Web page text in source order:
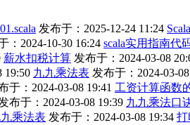
发布于：2025-12-24 11:24
：2024-10-30 16:24 scala实用指南代
薪水扣税计算 发布于：2024-03-08
19:50 九九乘法表 发布于：2024-03-
于：2024-03-08 19:41 工资计算函数
布于：2024-03-08 19:39 九九乘法口
乘法表 发布于：2024-03-08 19:34 打